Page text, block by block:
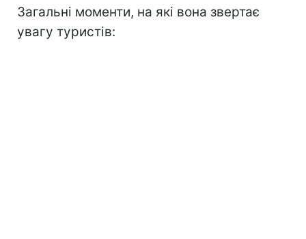
Загальні моменти, на які вона звертає
увагу туристів: